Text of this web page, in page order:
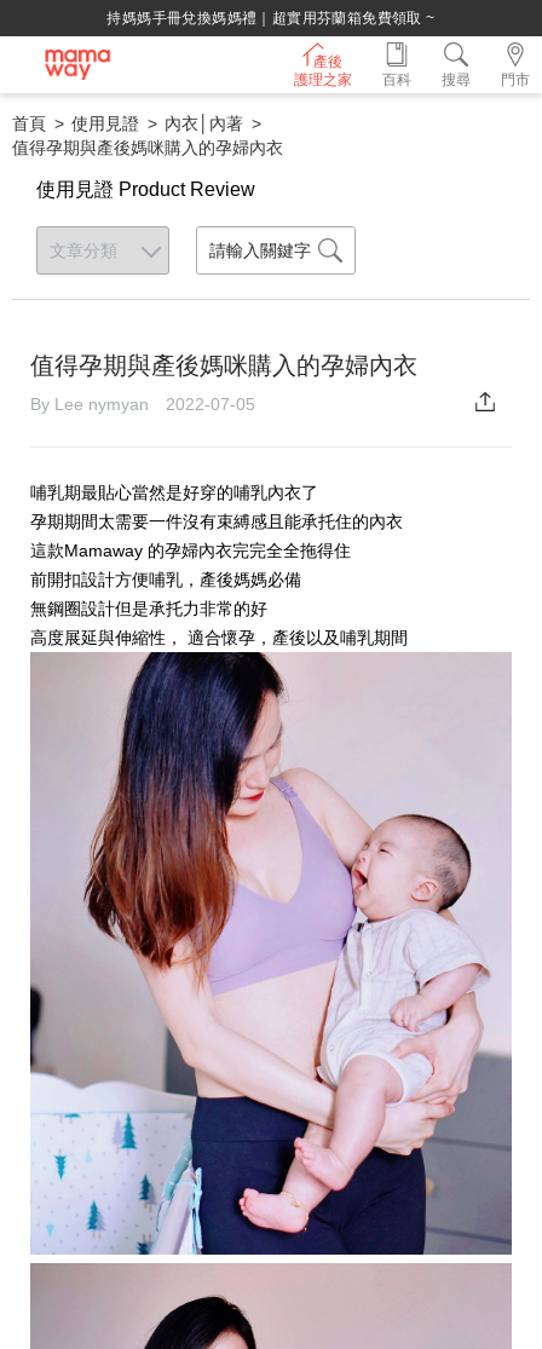
持媽媽手冊兌換媽媽禮｜超實用芬蘭箱免費領取 ~
產後
護理之家
門市
百科 搜尋
首頁 使用見證
內衣│內著
值得孕期與產後媽咪購入的孕婦內衣
使用見證 Product Review
值得孕期與產後媽咪購入的孕婦內衣
By Lee nymyan 2022-07-05
哺乳期最貼心當然是好穿的哺乳內衣了
孕期期間太需要一件沒有束縛感且能承托住的內衣
這款Mamaway 的孕婦內衣完完全全拖得住
前開扣設計方便哺乳，產後媽媽必備
無鋼圈設計但是承托力非常的好
高度展延與伸縮性， 適合懷孕，產後以及哺乳期間